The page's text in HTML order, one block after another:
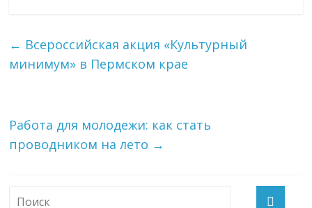
← Всероссийская акция «Культурный
минимум» в Пермском крае
Работа для молодежи: как стать
проводником на лето →